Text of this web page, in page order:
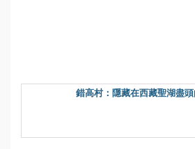
錯高村：隱藏在西藏聖湖盡